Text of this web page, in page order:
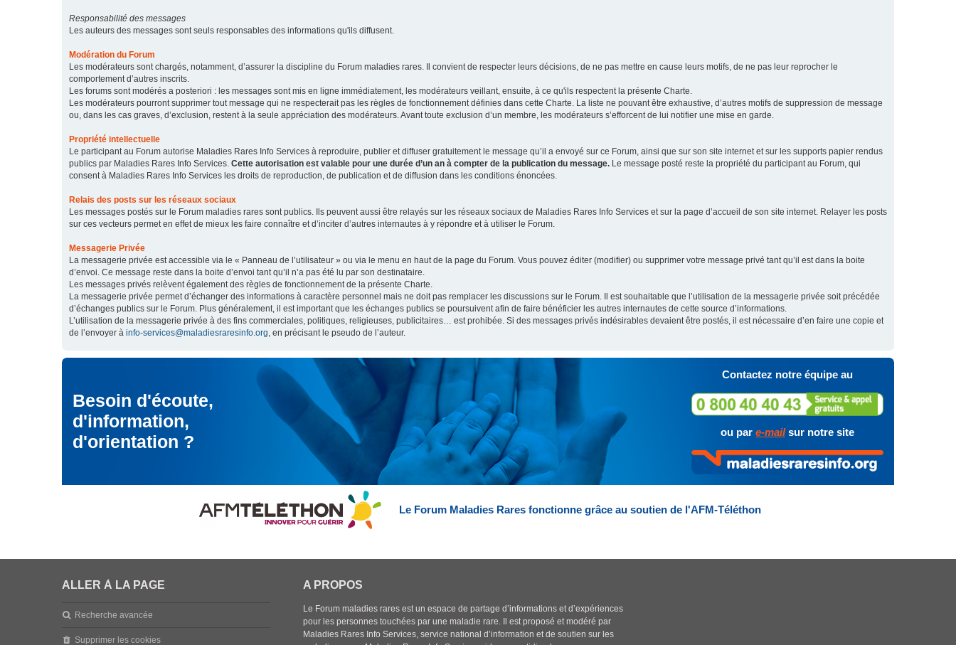
Responsabilité des messages
Les auteurs des messages sont seuls responsables des informations qu'ils diffusent.
Modération du Forum
Les modérateurs sont chargés, notamment, d’assurer la discipline du Forum maladies rares. Il convient de respecter leurs décisions, de ne pas mettre en cause leurs motifs, de ne pas leur reprocher le
comportement d’autres inscrits.
Les forums sont modérés a posteriori : les messages sont mis en ligne immédiatement, les modérateurs veillant, ensuite, à ce qu'ils respectent la présente Charte.
Les modérateurs pourront supprimer tout message qui ne respecterait pas les règles de fonctionnement définies dans cette Charte. La liste ne pouvant être exhaustive, d’autres motifs de suppression de message
ou, dans les cas graves, d’exclusion, restent à la seule appréciation des modérateurs. Avant toute exclusion d’un membre, les modérateurs s’efforcent de lui notifier une mise en garde.
Propriété intellectuelle
Le participant au Forum autorise Maladies Rares Info Services à reproduire, publier et diffuser gratuitement le message qu’il a envoyé sur ce Forum, ainsi que sur son site internet et sur les supports papier rendus
publics par Maladies Rares Info Services. Cette autorisation est valable pour une durée d’un an à compter de la publication du message. Le message posté reste la propriété du participant au Forum, qui
consent à Maladies Rares Info Services les droits de reproduction, de publication et de diffusion dans les conditions énoncées.
Relais des posts sur les réseaux sociaux
Les messages postés sur le Forum maladies rares sont publics. Ils peuvent aussi être relayés sur les réseaux sociaux de Maladies Rares Info Services et sur la page d’accueil de son site internet. Relayer les posts
sur ces vecteurs permet en effet de mieux les faire connaître et d’inciter d’autres internautes à y répondre et à utiliser le Forum.
Messagerie Privée
La messagerie privée est accessible via le « Panneau de l’utilisateur » ou via le menu en haut de la page du Forum. Vous pouvez éditer (modifier) ou supprimer votre message privé tant qu’il est dans la boite
d’envoi. Ce message reste dans la boite d’envoi tant qu’il n’a pas été lu par son destinataire.
Les messages privés relèvent également des règles de fonctionnement de la présente Charte.
La messagerie privée permet d’échanger des informations à caractère personnel mais ne doit pas remplacer les discussions sur le Forum. Il est souhaitable que l’utilisation de la messagerie privée soit précédée
d’échanges publics sur le Forum. Plus généralement, il est important que les échanges publics se poursuivent afin de faire bénéficier les autres internautes de cette source d’informations.
L’utilisation de la messagerie privée à des fins commerciales, politiques, religieuses, publicitaires… est prohibée. Si des messages privés indésirables devaient être postés, il est nécessaire d’en faire une copie et
de l’envoyer à info-services@maladiesraresinfo.org, en précisant le pseudo de l’auteur.
Besoin d'écoute,
d'information,
d'orientation ?
Contactez notre équipe au
ou par e-mailsur notre site
Le Forum Maladies Rares fonctionne grâce au soutien de l'AFM-Téléthon
ALLER À LA PAGE
Recherche avancée
Supprimer les cookies
A PROPOS
Le Forum maladies rares est un espace de partage d’informations et d’expériences
pour les personnes touchées par une maladie rare. Il est proposé et modéré par
Maladies Rares Info Services, service national d’information et de soutien sur les